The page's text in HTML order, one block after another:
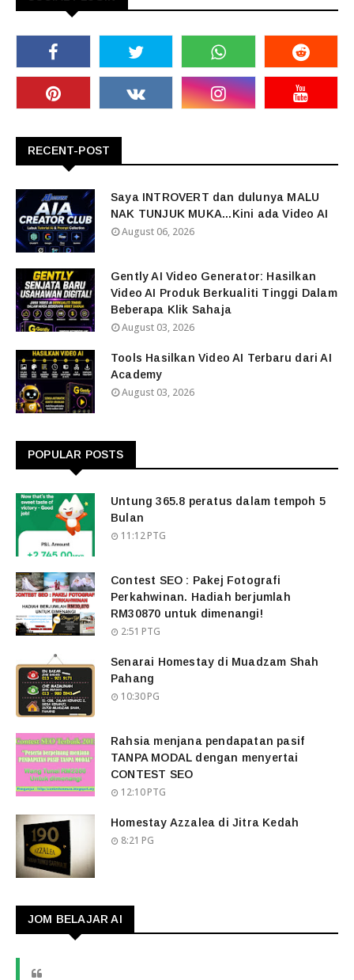
RECENT-POST
Saya INTROVERT dan dulunya MALU
NAK TUNJUK MUKA...Kini ada Video AI
August 06, 2026
Gently AI Video Generator: Hasilkan
Video AI Produk Berkualiti Tinggi Dalam
Beberapa Klik Sahaja
August 03, 2026
Tools Hasilkan Video AI Terbaru dari AI
Academy
August 03, 2026
POPULAR POSTS
Untung 365.8 peratus dalam tempoh 5
Bulan
11:12 PTG
Contest SEO : Pakej Fotografi
Perkahwinan. Hadiah berjumlah
RM30870 untuk dimenangi!
2:51 PTG
Senarai Homestay di Muadzam Shah
Pahang
10:30 PG
Rahsia menjana pendapatan pasif
TANPA MODAL dengan menyertai
CONTEST SEO
12:10 PTG
Homestay Azzalea di Jitra Kedah
8:21 PG
JOM BELAJAR AI